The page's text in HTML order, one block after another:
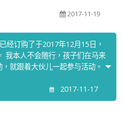
2017-11-19
经订购了于2017年12月15日，
我本人不会随行，孩子们在马来
就跟着大伙儿一起参与活动。
2017-11-17